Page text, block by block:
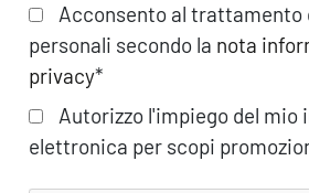
Acconsento al trattamento
personali secondo la nota
privacy*
Autorizzo l'impiego del mio
elettronica per scopi